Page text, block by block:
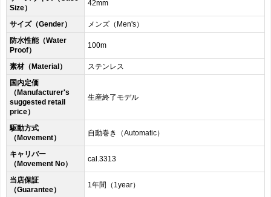
Size）
42mm
サイズ（Gender）
メンズ（Men's）
防水性能（Water
Proof）
100m
素材（Material）
ステンレス
国内定価
（Manufacturer's
suggested retail
price）
生産終了モデル
駆動方式
（Movement）
自動巻き（Automatic）
キャリバー
（Movement No）
cal.331 3
当店保証
（Guarantee）
1年間（1year）